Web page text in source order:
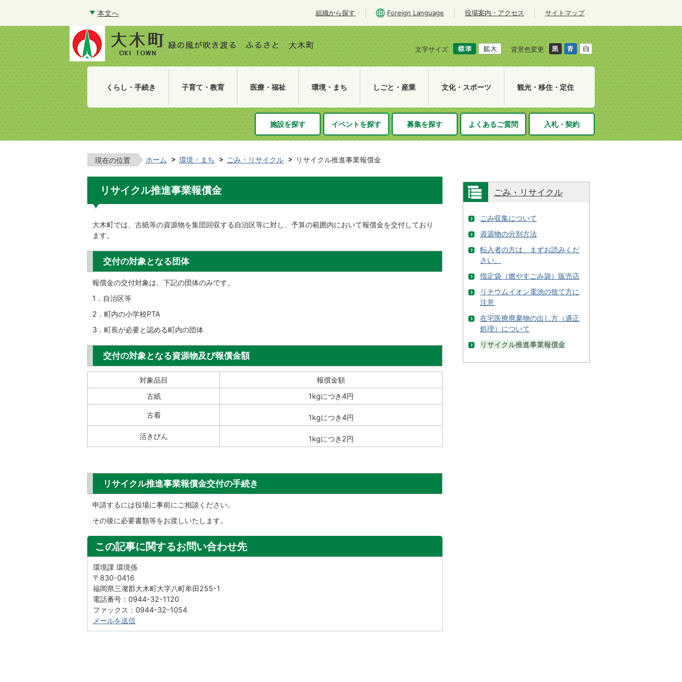
本文へ 組織から探す Foreign Language 役場案内・アクセス サイトマップ
文字サイズ 背景色変更
くらし・手続き 子育て・教育 医療・福祉 環境・まち しごと・産業 文化・スポーツ 観光・移住・定住
施設を探す イベントを探す 募集を探す よくあるご質問 入札・契約
現在の位置 ホーム 環境・まち ごみ・リサイクル リサイクル推進事業報償金
リサイクル推進事業報償金
大木町では、古紙等の資源物を集団回収する自治区等に対し、予算の範囲内において報償金を交付しており
ます。
交付の対象となる団体
報償金の交付対象は、下記の団体のみです。
1．自治区等
2．町内の小学校PTA
3．町長が必要と認める町内の団体
交付の対象となる資源物及び報償金額
対象品目
報償金額
古紙
1kgにつき4円
古着 1kgにつき4円
活きびん 1kgにつき2円
リサイクル推進事業報償金交付の手続き
申請するには役場に事前にご相談ください。
その後に必要書類等をお渡しいたします。
この記事に関するお問い合わせ先
環境課 環境係
〒830-0416
福岡県三潴郡大木町大字八町牟田255-1
電話番号：0944-32-1120
ファックス：0944-32-1054
メールを送信
ごみ・リサイクル
ごみ収集について
資源物の分別方法
転入者の方は、まずお読みくだ
さい。
指定袋（燃やすごみ袋）販売店
リチウムイオン電池の捨て方に
注意
在宅医療廃棄物の出し方（適正
処理）について
リサイクル推進事業報償金